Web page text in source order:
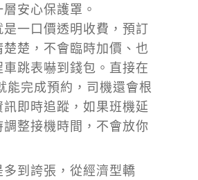
安心保護罩。
一口價透明收費，預訂
楚，不會臨時加價、也
跳表嚇到錢包。直接在
能完成預約，司機還會根
即時追蹤，如果班機延
整接機時間，不會放你
到誇張，從經濟型轎